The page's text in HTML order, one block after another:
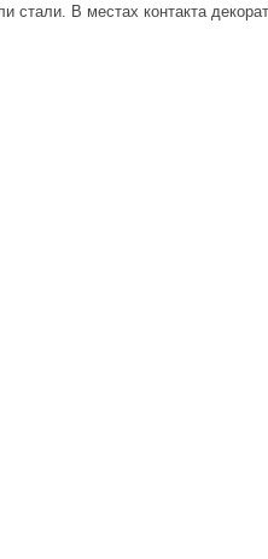
В местах контакта